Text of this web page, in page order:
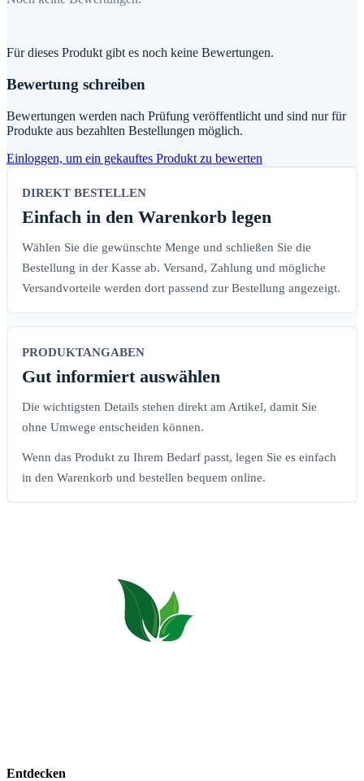
Für dieses Produkt gibt es noch keine Bewertungen.
Bewertung schreiben
Bewertungen werden nach Prüfung veröffentlicht und sind nur für
Produkte aus bezahlten Bestellungen möglich.
Einloggen, um ein gekauftes Produkt zu bewerten
DIREKT BESTELLEN
Einfach in den Warenkorb legen
Wählen Sie die gewünschte Menge und schließen Sie die
Bestellung in der Kasse ab. Versand, Zahlung und mögliche
Versandvorteile werden dort passend zur Bestellung angezeigt.
PRODUKTANGABEN
Gut informiert auswählen
Die wichtigsten Details stehen direkt am Artikel, damit Sie
ohne Umwege entscheiden können.
Wenn das Produkt zu Ihrem Bedarf passt, legen Sie es einfach
in den Warenkorb und bestellen bequem online.
Entdecken